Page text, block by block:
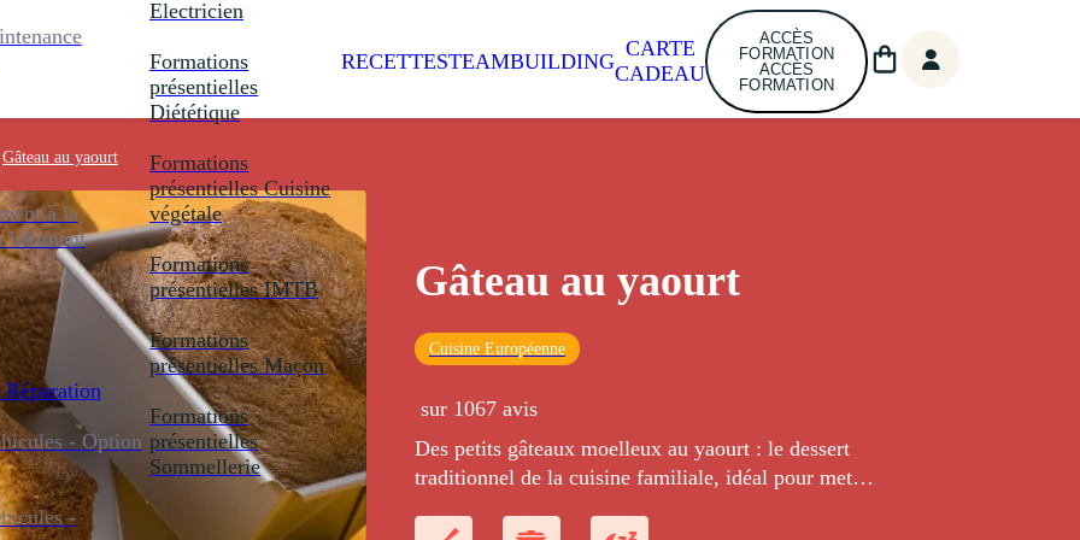
à la
bâtiment
- Option
-
Electricien
Formations
présentielles
Diététique
Formations
présentielles Cuisine
végétale
Formations
présentielles IMTB
Formations
présentielles Maçon
Formations
présentielles
Sommellerie
RECETTESTEAMBUILDING
CARTE
CADEAU
ACCÈS
FORMATION
ACCÈS
FORMATION
Gâteau au yaourt
Gâteau au yaourt
Cuisine Européenne
sur 1067 avis
Des petits gâteaux moelleux au yaourt : le dessert
traditionnel de la cuisine familiale, idéal pour mettre